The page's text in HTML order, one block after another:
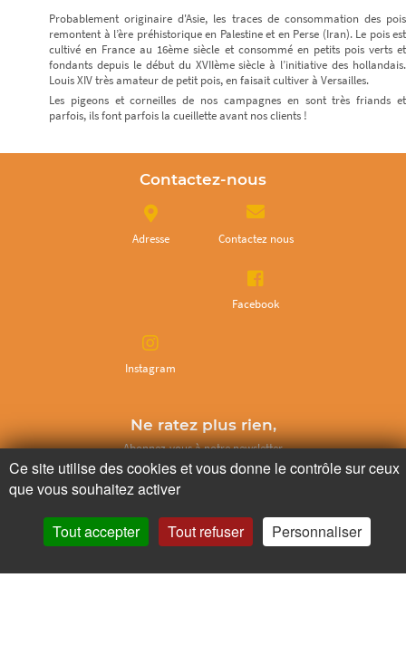
Probablement originaire d'Asie, les traces de consommation des pois
remontent à l’ère préhistorique en Palestine et en Perse (Iran). Le pois est
cultivé en France au 16ème siècle et consommé en petits pois verts et
fondants depuis le début du XVIIème siècle à l’initiative des hollandais.
Louis XIV très amateur de petit pois, en faisait cultiver à Versailles.
Les pigeons et corneilles de nos campagnes en sont très friands et
parfois, ils font parfois la cueillette avant nos clients !
Contactez-nous
Adresse Contactez nous
Facebook
Instagram
Ne ratez plus rien,
Abonnez-vous à notre newsletter
Je m’inscris
Ce site utilise des cookies et vous donne le contrôle sur ceux
que vous souhaitez activer
Tout accepter Tout refuser Personnaliser